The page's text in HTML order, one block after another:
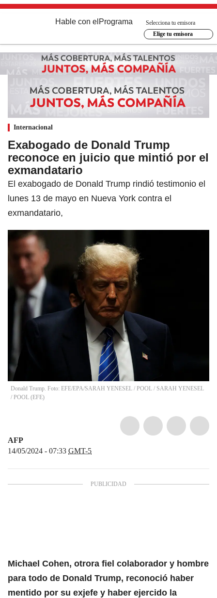
Hable con el Programa
Selecciona tu emisora
Elige tu emisora
Internacional
Exabogado de Donald Trump
reconoce en juicio que mintió por el
exmandatario
El exabogado de Donald Trump rindió testimonio el
lunes 13 de mayo en Nueva York contra el
exmandatario,
Donald Trump. Foto: EFE/EPA/SARAH YENESEL / POOL / SARAH YENESEL
/ POOL (EFE)
AFP
14/05/2024 - 07:33 GMT-5
Michael Cohen, otrora fiel colaborador y hombre
para todo de Donald Trump, reconoció haber
mentido por su exjefe y haber ejercido la